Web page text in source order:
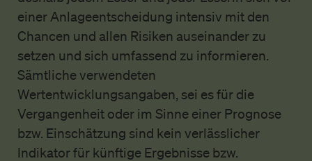
einer Anlageentscheidung intensiv mit den
Chancen und allen Risiken auseinander zu
setzen und sich umfassend zu informieren.
Sämtliche verwendeten
Wertentwicklungsangaben, sei es für die
Vergangenheit oder im Sinne einer Prognose
bzw. Einschätzung sind kein verlässlicher
Indikator für künftige Ergebnisse bzw.